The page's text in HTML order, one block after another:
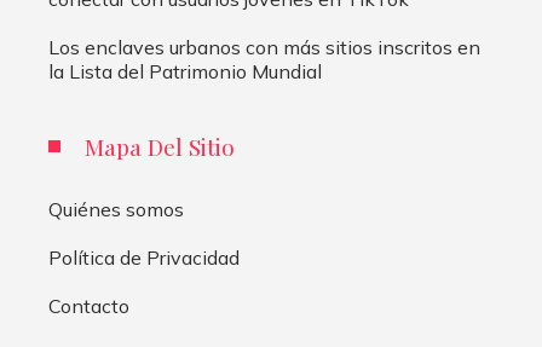
Los enclaves urbanos con más sitios inscritos en
la Lista del Patrimonio Mundial
Mapa Del Sitio
Quiénes somos
Política de Privacidad
Contacto